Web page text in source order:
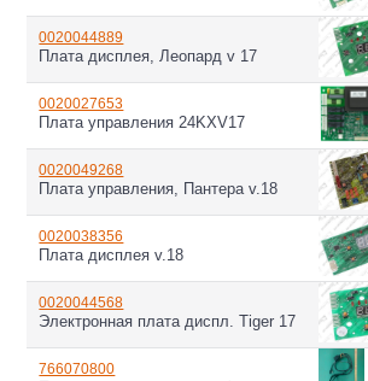
0020044889
Плата дисплея, Леопард v 17
0020027653
Плата управления 24KXV17
0020049268
Плата управления, Пантера v.18
0020038356
Плата дисплея v.18
0020044568
Электронная плата диспл. Tiger 17
766070800